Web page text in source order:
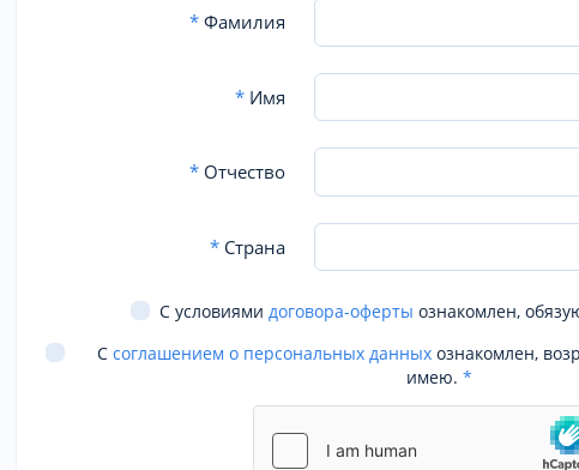
*Фамилия
*Имя
*Отчество
*Страна
С условиями договора-оферты ознакомлен,
С соглашением о персональных данных ознакомлен,
имею. *